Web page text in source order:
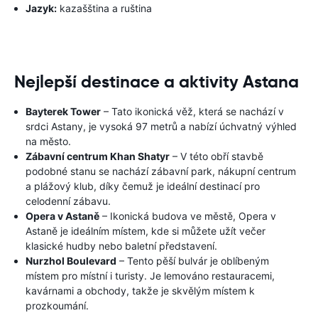
Jazyk: kazašština a ruština
Nejlepší destinace a aktivity Astana
Bayterek Tower – Tato ikonická věž, která se nachází v
srdci Astany, je vysoká 97 metrů a nabízí úchvatný výhled
na město.
Zábavní centrum Khan Shatyr – V této obří stavbě
podobné stanu se nachází zábavní park, nákupní centrum
a plážový klub, díky čemuž je ideální destinací pro
celodenní zábavu.
Opera v Astaně – Ikonická budova ve městě, Opera v
Astaně je ideálním místem, kde si můžete užít večer
klasické hudby nebo baletní představení.
Nurzhol Boulevard – Tento pěší bulvár je oblíbeným
místem pro místní i turisty. Je lemováno restauracemi,
kavárnami a obchody, takže je skvělým místem k
prozkoumání.